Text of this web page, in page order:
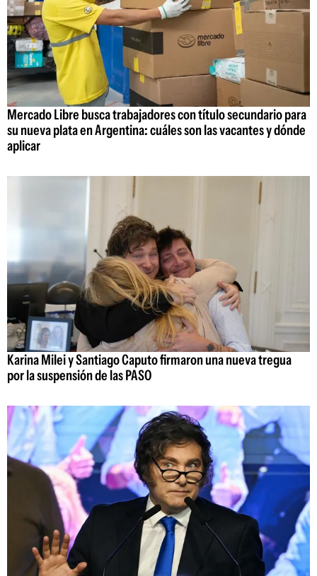
Mercado Libre busca trabajadores con título secundario para
su nueva plata en Argentina: cuáles son las vacantes y dónde
aplicar
Karina Milei y Santiago Caputo firmaron una nueva tregua
por la suspensión de las PASO